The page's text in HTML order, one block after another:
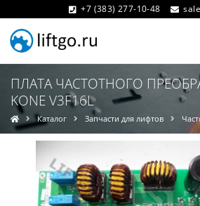
+7 (383) 277-10-48
ПЛАТА ЧАСТОТНОГО
KONE V3F16L
Каталог Запчасти для лифтов